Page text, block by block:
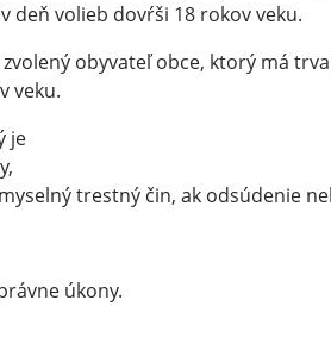
deň volieb dovŕši 18 rokov veku.
obyvateľ obce, ktorý má
veku.
je
trestný čin, ak odsúdenie
úkony.